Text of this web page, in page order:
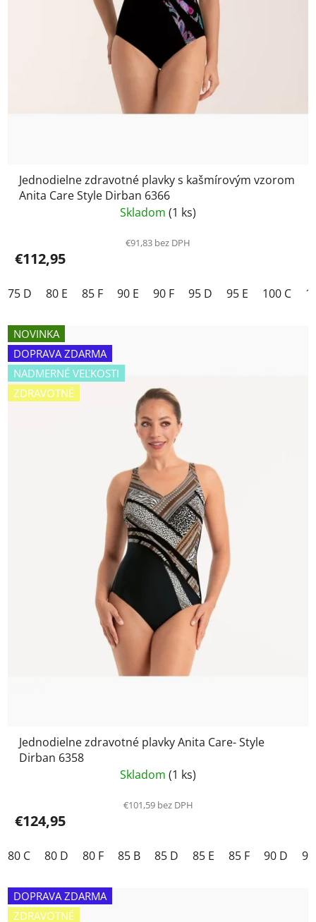
Jednodielne zdravotné plavky s kašmírovým vzorom
Anita Care Style Dirban 6366
Skladom (1 ks)
€91,83 bez DPH
€112,95
75 D 80 E 85 F 90 E 90 F 95 D 95 E 100 C
NOVINKA
DOPRAVA ZDARMA
NADMERNÉ VEĽKOSTI
ZDRAVOTNÉ
Jednodielne zdravotné plavky Anita Care- Style
Dirban 6358
Skladom (1 ks)
€101,59 bez DPH
€124,95
80 C 80 D 80 F 85 B 85 D 85 E 85 F 90 D
DOPRAVA ZDARMA
ZDRAVOTNÉ